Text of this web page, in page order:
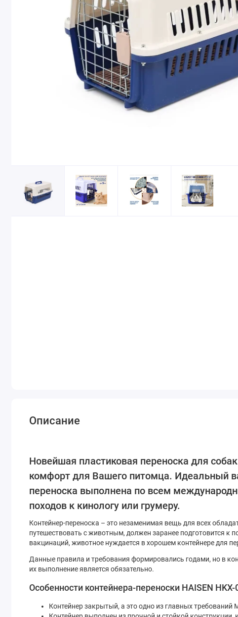
Описание
Новейшая пластиковая переноска для
комфорт для Вашего питомца. Идеальный
переноска выполнена по всем
походов к кинологу или грумеру.
Контейнер-переноска – это незаменимая вещь для всех
путешествовать с животным, должен заранее подготовится к
вакцинаций, животное нуждается в хорошем контейнере для
Данные правила и требования формировались годами, но в
их выполнение является обязательно.
Особенности контейнера-переноски HAISEN HKX-
Контейнер закрытый, а это одно из главных